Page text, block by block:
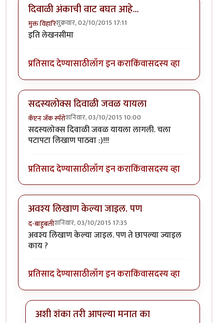
दिवाळी अंकाची वाट बघत आहे...
मुक्त विहारिशुक्रवार, 02/10/2015 17:11
इति लेखनसीमा
प्रतिसाद देण्यासाठीलॉग इन कराकिंवासदस्य व्हा
सदस्यलोक्स दिवाळी जवळ यायला
कॅप्टन जॅक स्पॅरोशनिवार, 03/10/2015 10:00
सदस्यलोक्स दिवाळी जवळ यायला लागली. चला
पटापटा लिखाण पाठवा :)!!!
प्रतिसाद देण्यासाठीलॉग इन कराकिंवासदस्य व्हा
अवश्य लिखाण केल्या जाइल. पण
द-बाहुबलीशनिवार, 03/10/2015 17:35
अवश्य लिखाण केल्या जाइल. पण ते छापल्या ज्याइल
काय ?
प्रतिसाद देण्यासाठीलॉग इन कराकिंवासदस्य व्हा
अशी शंका तरी आपल्या मनात का